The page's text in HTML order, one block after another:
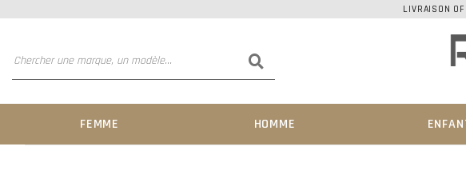
LIVRAISON
FEMME HOMME